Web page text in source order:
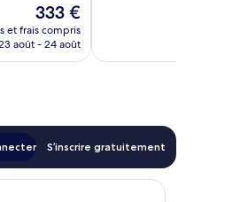
Le
nouveau
prix
333 €
et frais compris
août - 24 août
Carmen
S’inscrire gratuitement